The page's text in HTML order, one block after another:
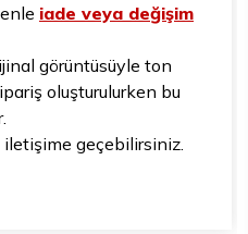
iade veya değişim
görüntüsüyle ton
oluşturulurken bu
geçebilirsiniz.